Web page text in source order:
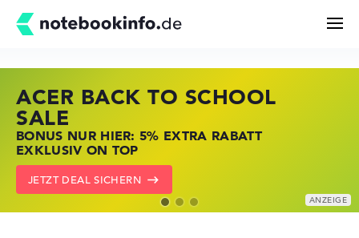
Kaufberatung
ACER BACK TO SCHOOL
SALE
BONUS NUR HIER: 5% EXTRA RABATT
EXKLUSIV ON TOP
JETZT DEAL SICHERN
HP STORE SSV DEALS
JETZT ZUGREIFEN: NOTEBOOKS BEI HP
KRÄFTIG REDUZIERT
ZU DEN HP ANGEBOTEN
LENOVO LAPTOP DEALS
NOTEBOOKS BEI LENOVO JETZT
KRÄFTIG REDUZIERT
LENOVO DEALS ZEIGEN